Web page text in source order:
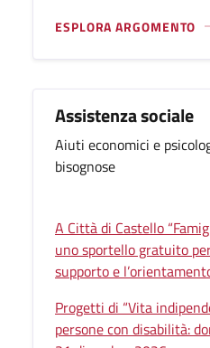
ESPLORA ARGOMENTO
Assistenza sociale
Aiuti economici e
bisognose
A Città di Castello
uno sportello gratuito
supporto e
Progetti di “Vita
persone con disabilità: